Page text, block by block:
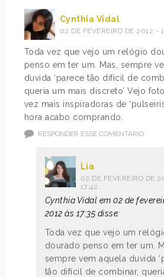
Cynthia Vidal
02 DE FEVEREIRO DE 2012 -
Toda vez que vejo um relógio
penso em ter um. Mas, sempre
duvida ‘parece tão difícil de
queria um mais discreto’ Vejo
vez mais inspiradoras de
hora acabo comprando.
RESPONDER ESSE COMENTÁRIO
Lia
02 DE FEVEREIRO DE
17:42
Cynthia Vidal em 02 de
2012 às 17:35 disse:
Toda vez que vejo um
dourado penso em ter um.
sempre vem aquela duvida
tão difícil de combinar,